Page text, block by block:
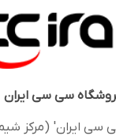
سی سی ایران
سی ایران' (مرکز